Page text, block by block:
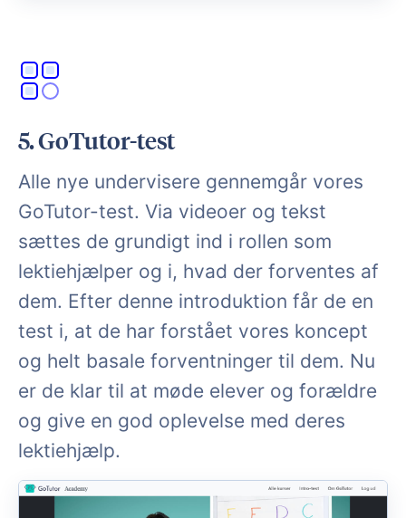
5. GoTutor-test
Alle nye undervisere gennemgår vores
GoTutor-test. Via videoer og tekst
sættes de grundigt ind i rollen som
lektiehjælper og i, hvad der forventes af
dem. Efter denne introduktion får de en
test i, at de har forstået vores koncept
og helt basale forventninger til dem. Nu
er de klar til at møde elever og forældre
og give en god oplevelse med deres
lektiehjælp.